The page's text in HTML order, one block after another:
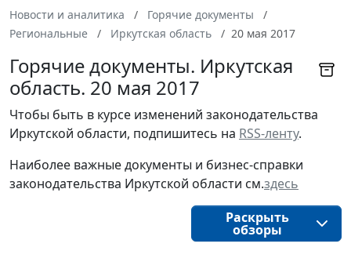
Новости и аналитика
Горячие документы
Региональные
Иркутская область 20 мая 2017
Горячие документы. Иркутская
область. 20 мая 2017
Чтобы быть в курсе изменений законодательства
Иркутской области, подпишитесь на RSS-ленту.
Наиболее важные документы и бизнес-справки
законодательства Иркутской области см.здесь
Раскрыть
обзоры